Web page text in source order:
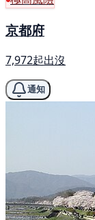
京都府
7,972起出沒
通知